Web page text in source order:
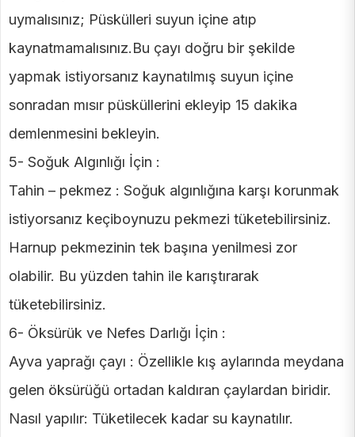
uymalısınız; Püskülleri suyun içine atıp
kaynatmamalısınız.Bu çayı doğru bir şekilde
yapmak istiyorsanız kaynatılmış suyun içine
sonradan mısır püsküllerini ekleyip 15 dakika
demlenmesini bekleyin.
5- Soğuk Algınlığı İçin :
Tahin – pekmez : Soğuk algınlığına karşı korunmak
istiyorsanız keçiboynuzu pekmezi tüketebilirsiniz.
Harnup pekmezinin tek başına yenilmesi zor
olabilir. Bu yüzden tahin ile karıştırarak
tüketebilirsiniz.
6- Öksürük ve Nefes Darlığı İçin :
Ayva yaprağı çayı : Özellikle kış aylarında meydana
gelen öksürüğü ortadan kaldıran çaylardan biridir.
Nasıl yapılır: Tüketilecek kadar su kaynatılır.